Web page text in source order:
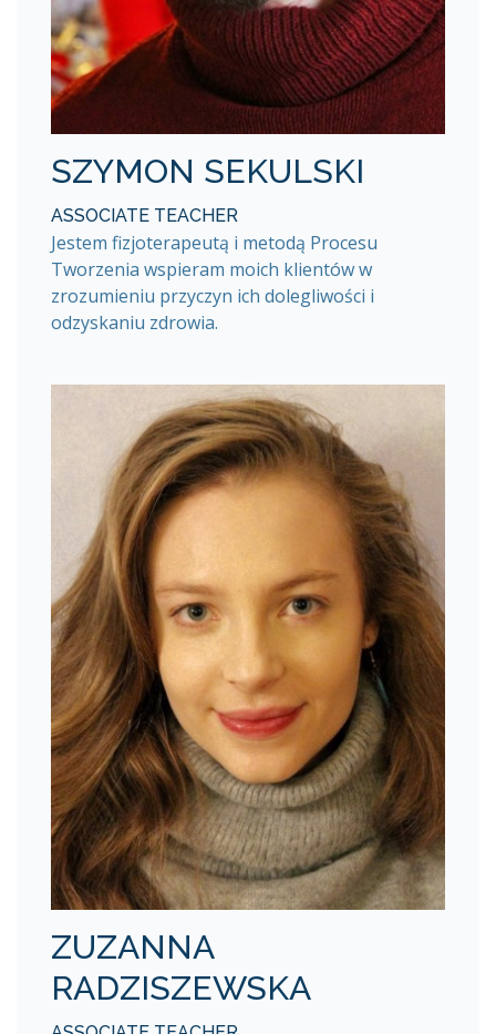
SZYMON SEKULSKI
ASSOCIATE TEACHER
Jestem fizjoterapeutą i metodą Procesu
Tworzenia wspieram moich klientów w
zrozumieniu przyczyn ich dolegliwości i
odzyskaniu zdrowia.
ZUZANNA
RADZISZEWSKA